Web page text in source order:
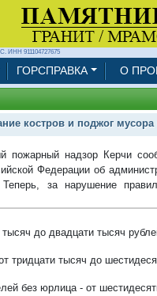
ИНН 911104727675
ГОРСПРАВКА О
костров и поджог
пожарный надзор Керчи
Федерации об
Теперь, за нарушение
до двадцати тысяч
тридцати тысяч до
без юрлица - от